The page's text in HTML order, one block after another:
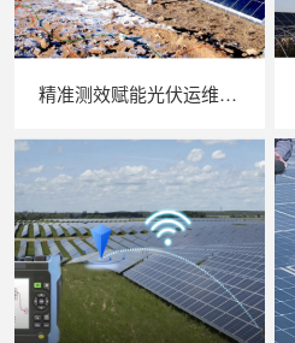
精准测效赋能光伏运维，苏州 LAILX LX‑PV32 便携式 IV 测试仪打造现场检测新标杆